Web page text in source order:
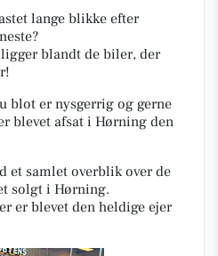
lange blikke efter
blandt de biler, der
blot er nysgerrig og gerne
blevet afsat i Hørning den
et samlet overblik over de
solgt i Hørning.
er blevet den heldige ejer